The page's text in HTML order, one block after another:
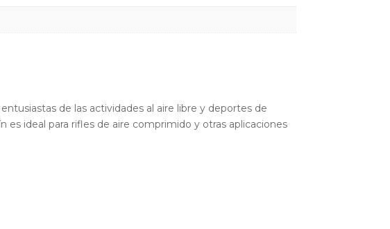
de las actividades al aire libre y deportes de
ideal para rifles de aire comprimido y otras aplicaciones